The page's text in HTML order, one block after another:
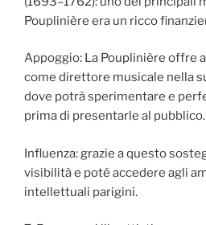
Pouplinière era un ricco
Appoggio: La Pouplinière offre
come direttore musicale nella
dove potrà sperimentare e
prima di presentarle al pubblico.
Influenza: grazie a questo
visibilità e poté accedere agli
intellettuali parigini.